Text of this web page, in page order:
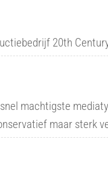
20th
machtigste
maar sterk